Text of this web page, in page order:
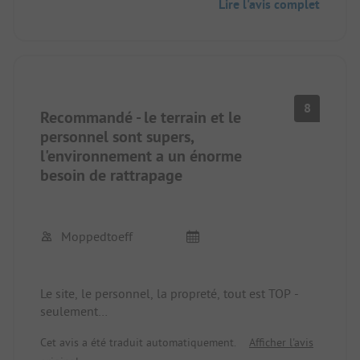
Pas de CamperClean.
Emplacements petits.
Petits pains du boulanger de 8h15 à 8h45.
Pas de restaurant.
Lire l'avis complet
Recommandé - le terrain et le
personnel sont supers,
l'environnement a un énorme
besoin de rattrapage
8
Moppedtoeff
Le site, le personnel, la propreté, tout est TOP -
seulement
douches sont fermées à 22 heures et pourquoi il
Cet avis a été traduit automatiquement.
Afficher l'avis